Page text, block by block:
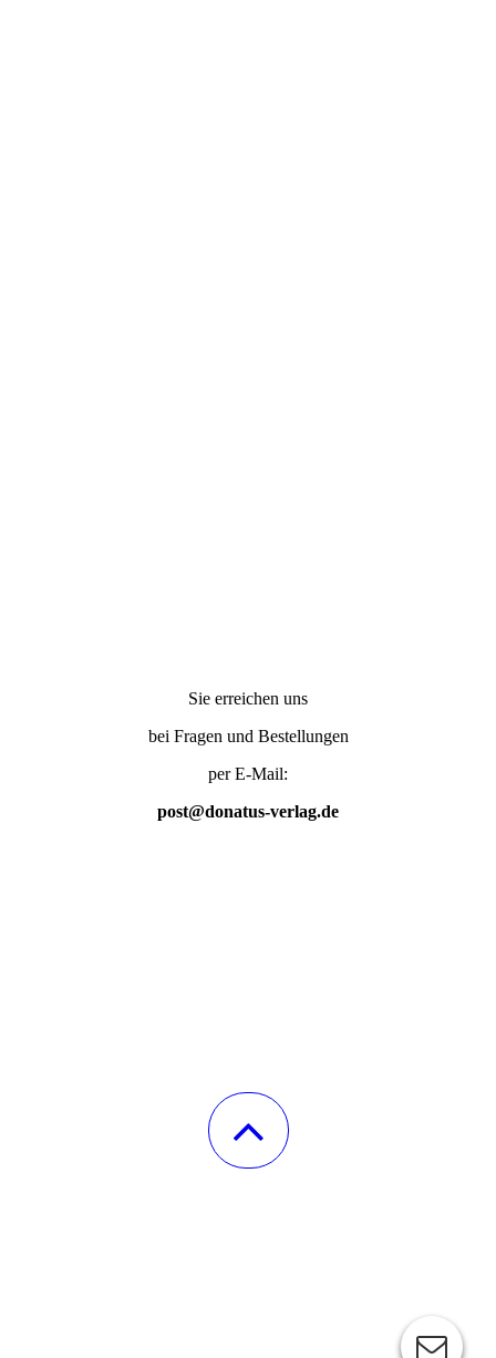
Sie erreichen uns
bei Fragen und Bestellungen
per E-Mail:
post@donatus-verlag.de